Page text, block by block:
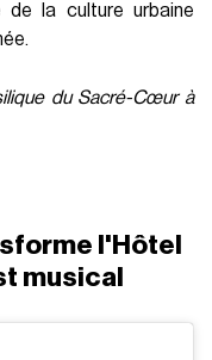
de la culture urbaine
du Sacré-Cœur à
l'Hôtel
musical